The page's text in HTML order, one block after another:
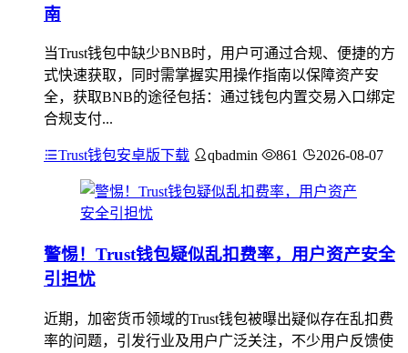
南
当Trust钱包中缺少BNB时，用户可通过合规、便捷的方
式快速获取，同时需掌握实用操作指南以保障资产安
全，获取BNB的途径包括：通过钱包内置交易入口绑定
合规支付...
Trust钱包安卓版下载 qbadmin 861 2026-08-07
警惕！Trust钱包疑似乱扣费率，用户资产安全
引担忧
近期，加密货币领域的Trust钱包被曝出疑似存在乱扣费
率的问题，引发行业及用户广泛关注，不少用户反馈使